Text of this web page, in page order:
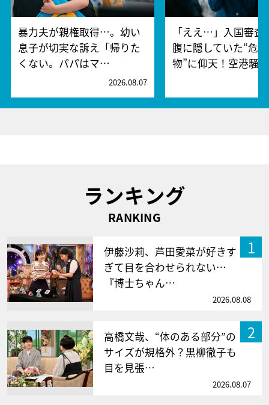
暴力夫が親権取得…。幼い
息子が切実な訴え「帰りた
くない。パパはマ…
2026.08.07
「ええ…」入国審査
腹に隠していた“危
物”に仰天！空港騒
ランキング
RANKING
1
伊藤沙莉、芦田愛菜が好きす
ぎて目を合わせられない…
『博士ちゃん…
2026.08.08
2
高橋文哉、“体のある部分”の
サイズが規格外？黒柳徹子も
目を見張…
2026.08.07